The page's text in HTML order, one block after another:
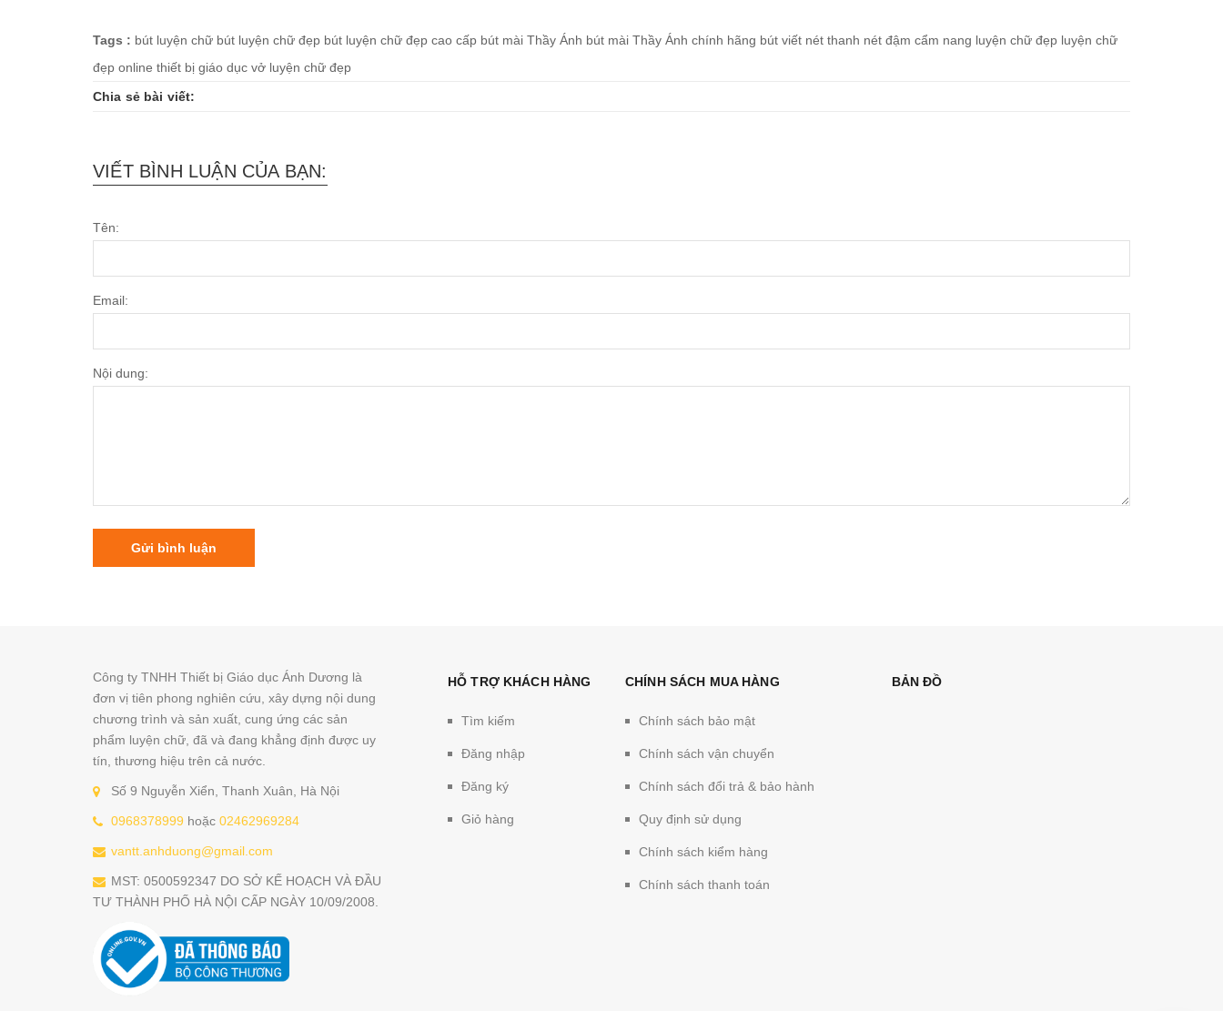
Tags : bút luyện chữ bút luyện chữ đẹp bút luyện chữ đẹp cao cấp bút mài Thầy Ánh bút mài Thầy Ánh chính hãng bút viết nét thanh nét đậm cẩm nang luyện chữ đẹp luyện chữ
đẹp online thiết bị giáo dục vở luyện chữ đẹp
Chia sẻ bài viết:
VIẾT BÌNH LUẬN CỦA BẠN:
Tên:
Email:
Nội dung:
Gửi bình luận
Công ty TNHH Thiết bị Giáo dục Ánh Dương là
đơn vị tiên phong nghiên cứu, xây dựng nội dung
chương trình và sản xuất, cung ứng các sản
phẩm luyện chữ, đã và đang khẳng định được uy
tín, thương hiệu trên cả nước.
Số 9 Nguyễn Xiển, Thanh Xuân, Hà Nội
0968378999 hoặc 02462969284
vantt.anhduong@gmail.com
MST: 0500592347 DO SỞ KẾ HOẠCH VÀ ĐẦU
TƯ THÀNH PHỐ HÀ NỘI CẤP NGÀY 10/09/2008.
HỖ TRỢ KHÁCH HÀNG
Tìm kiếm
Đăng nhập
Đăng ký
Giỏ hàng
CHÍNH SÁCH MUA HÀNG
Chính sách bảo mật
Chính sách vận chuyển
Chính sách đổi trả & bảo hành
Quy định sử dụng
Chính sách kiểm hàng
Chính sách thanh toán
BẢN ĐỒ